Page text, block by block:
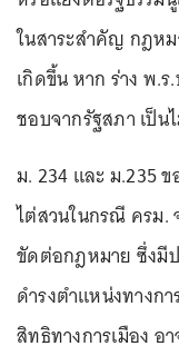
ในสาระสำคัญ กฎห
เกิดขึ้น หาก ร่าง พ.
ชอบจากรัฐสภา เป็น
ม. 234 และ ม.235
ไต่สวนในกรณี ครม
ขัดต่อกฎหมาย ซึ่งมี
ดำรงตำแหน่งทางก
สิทธิทางการเมือง อ